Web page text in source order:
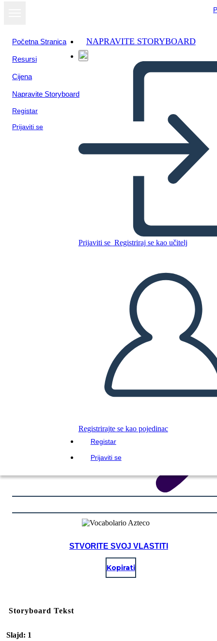
Početna Stranica
Resursi
Cijena
Napravite Storyboard
Registar
Prijaviti se
NAPRAVITE STORYBOARD
Prijaviti se Registriraj se kao učitelj
Registrirajte se kao pojedinac
Registar
Prijaviti se
Kopirajte ovaj Storyboard
REPRODUCIRAJ DIJAPROJEKCIJU
ČITAJ MI
STVORITE SVOJ VLASTITI
Kopirati
Storyboard Tekst
Slajd: 1